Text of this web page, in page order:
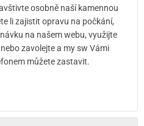
osobně naší kamennou
li zajistit opravu na počkání,
na našem webu, využijte
zavolejte a my sw Vámi
můžete zastavit.